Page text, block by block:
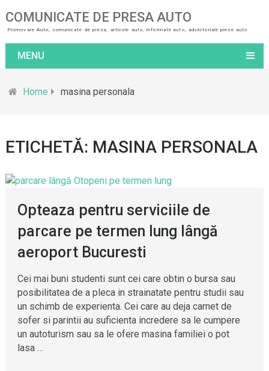
COMUNICATE DE PRESA AUTO
Promovare Auto, comunicate de presa, articole auto, informatii auto, advertoriale piese auto
MENU
Home masina personala
ETICHETĂ: MASINA PERSONALA
Opteaza pentru serviciile de
parcare pe termen lung lângă
aeroport Bucuresti
Cei mai buni studenti sunt cei care obtin o bursa sau
posibilitatea de a pleca in strainatate pentru studii sau
un schimb de experienta. Cei care au deja carnet de
sofer si parintii au suficienta incredere sa le cumpere
un autoturism sau sa le ofere masina familiei o pot
lasa …